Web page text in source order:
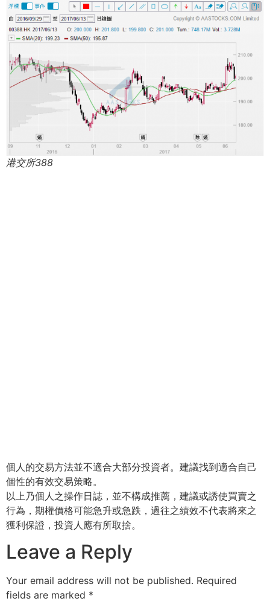
港交所388
個人的交易方法並不適合大部分投資者。建議找到適合自己
個性的有效交易策略。
以上乃個人之操作日誌，並不構成推薦，建議或誘使買賣之
行為，期權價格可能急升或急跌，過往之績效不代表將來之
獲利保證，投資人應有所取捨。
Leave a Reply
Your email address will not be published. Required
fields are marked *